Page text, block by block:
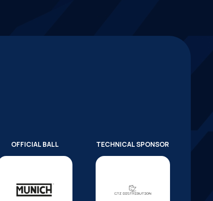
OFFICIAL BALL TECHNICAL SPONSOR